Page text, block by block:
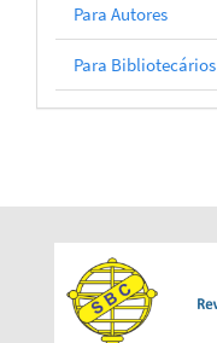
Para Autores
Para Bibliotecários